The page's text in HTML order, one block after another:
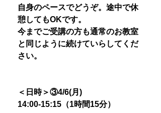
自身のペースでどうぞ。途中で休
憩してもOKです。
今までご受講の方も通常のお教室
と同じように続けていらしてくだ
さい。
＜日時＞③4/6(月)
14:00-15:15（1時間15分）